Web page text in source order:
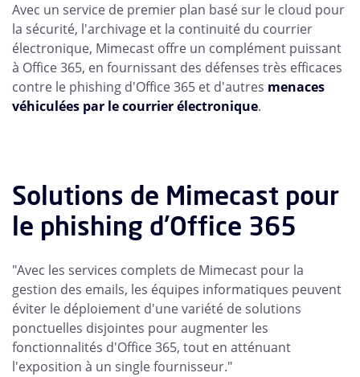
Avec un service de premier plan basé sur le cloud pour
la sécurité, l'archivage et la continuité du courrier
électronique, Mimecast offre un complément puissant
à Office 365, en fournissant des défenses très efficaces
contre le phishing d'Office 365 et d'autres menaces
véhiculées par le courrier électronique.
Solutions de Mimecast pour
le phishing d'Office 365
"Avec les services complets de Mimecast pour la
gestion des emails, les équipes informatiques peuvent
éviter le déploiement d'une variété de solutions
ponctuelles disjointes pour augmenter les
fonctionnalités d'Office 365, tout en atténuant
l'exposition à un single fournisseur."